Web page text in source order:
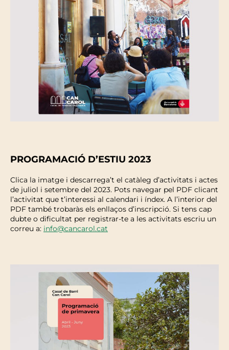
PROGRAMACIÓ D’ESTIU 2023
Clica la imatge i descarrega’t el catàleg d’activitats i actes
de juliol i setembre del 2023. Pots navegar pel PDF clicant
l’activitat que t’interessi al calendari i índex. A l’interior del
PDF també trobaràs els enllaços d’inscripció. Si tens cap
dubte o dificultat per registrar-te a les activitats escriu un
correu a: info@cancarol.cat